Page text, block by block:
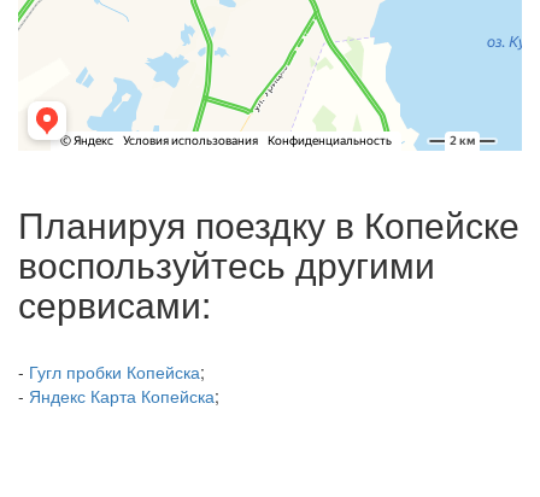
Планируя поездку в Копейске
воспользуйтесь другими
сервисами:
- Гугл пробки Копейска;
- Яндекс Карта Копейска;